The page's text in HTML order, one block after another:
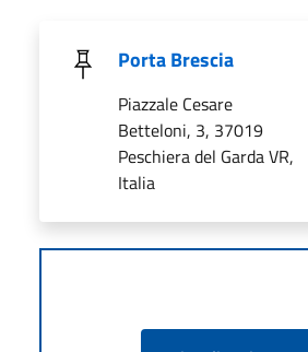
Porta Brescia
Piazzale Cesare
Betteloni, 3, 37019
Peschiera del Garda VR,
Italia